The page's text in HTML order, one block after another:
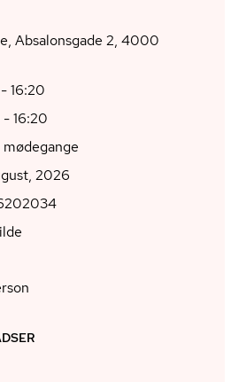
Absalonsgade 2, 4000
16:20
- 16:20
2026